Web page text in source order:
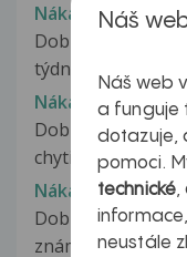
Nákaza klíštětem
Dobrý den
týdnem jsem chytl
Nákaza
Dobrý den,ráda
chytit klišťovou
Nákaza
Dobrý den,
známou, která se
Náš
Náš web
a funguje
dotazuje,
pomoci.
technické,
neustále